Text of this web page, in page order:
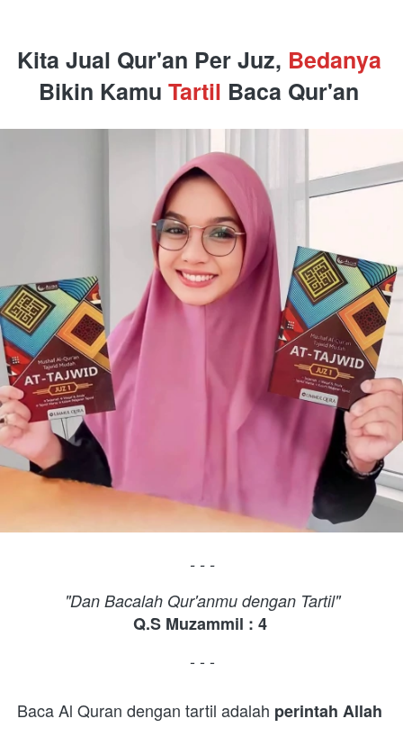
Kita Jual Qur'an Per Juz,
Bikin Kamu Tartil Baca Qur'an
- - -
"Dan Bacalah Qur'anmu dengan Tartil"
Q.S Muzammil : 4
- - -
Baca Al Quran dengan tartil adalah perintah Allah